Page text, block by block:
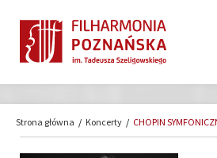
Strona główna / Koncerty / CHOPIN